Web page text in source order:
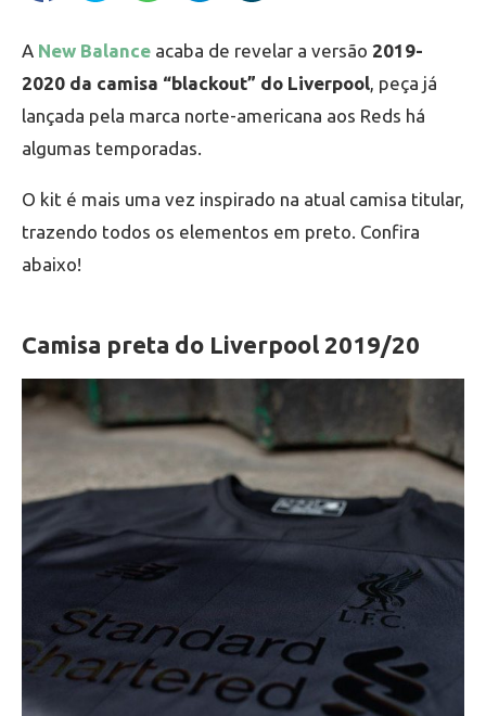
A New Balance acaba de revelar a versão 2019-
2020 da camisa “blackout” do Liverpool, peça já
lançada pela marca norte-americana aos Reds há
algumas temporadas.
O kit é mais uma vez inspirado na atual camisa titular,
trazendo todos os elementos em preto. Confira
abaixo!
Camisa preta do Liverpool 2019/20